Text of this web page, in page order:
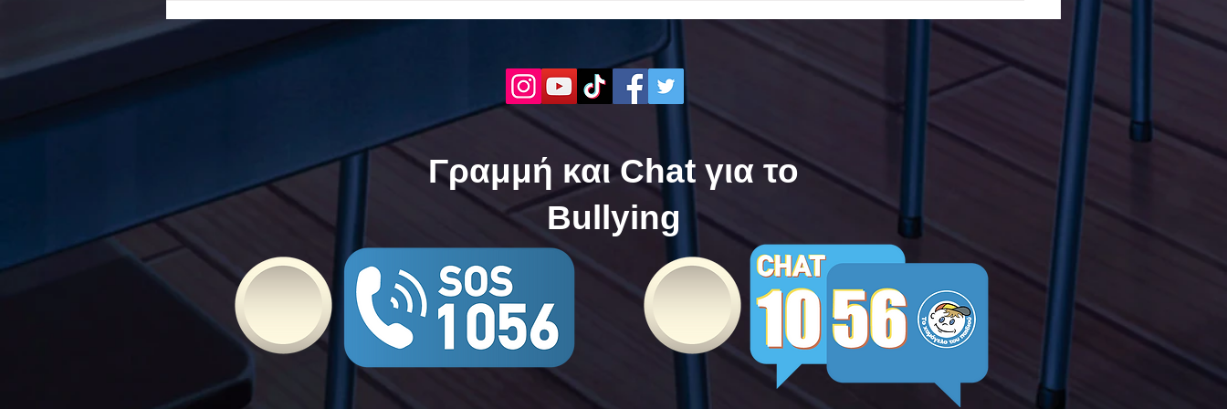
Τώρα" όλα τα σχολεία της
Ελλάδας ενώνουν τις
δυνάμεις τους ενάντια στο
Bullying
| Μίλα Τώρα. Με σύνθημα
"Μίλα Τώρα" όλα τα σχολεία
της Ελλάδας ενώνουν τις
δυνάμεις τους ενάντια στο
Γραμμή και Chat για το
Bullying